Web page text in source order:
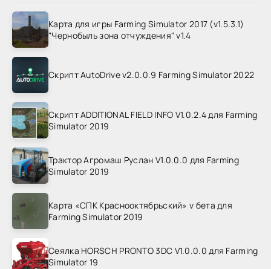
Карта для игры Farming Simulator 2017 (v1.5.3.1)
"Чернобыль зона отчуждения" v1.4
Скрипт AutoDrive v2.0.0.9 Farming Simulator 2022
Скрипт ADDITIONAL FIELD INFO V1.0.2.4 для Farming
Simulator 2019
Трактор Агромаш Руслан V1.0.0.0 для Farming
Simulator 2019
Карта «СПК Краснооктябрьский» v бета для
Farming Simulator 2019
Сеялка HORSCH PRONTO 3DC V1.0.0.0 для Farming
Simulator 19